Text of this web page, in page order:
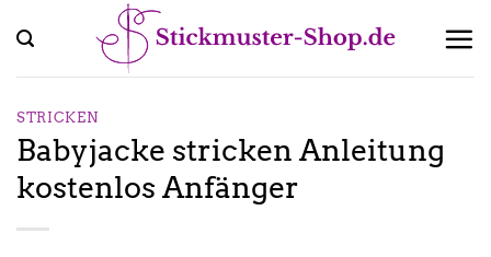
Inhalt
springen
STRICKEN
Babyjacke stricken Anleitung
kostenlos Anfänger